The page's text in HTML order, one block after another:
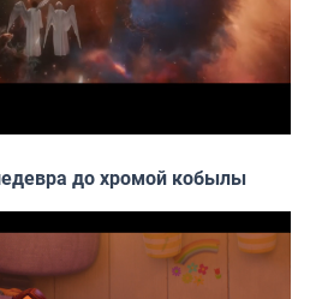
до хромой кобылы